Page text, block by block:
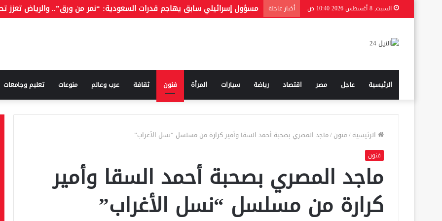
السبت, 8 أغسطس 2026 10:40 ص أخبار عاجلة
الرئيسية عاجل مصر اقتصاد رياضة سيارات المرأة فنون ثقافة عرب وعالم منوعات تعليم وجامعات
الرئيسية/فنون/ماجد المصري بصحبة أحمد السقا وأمير كرارة من مسلسل “نسل الأغراب”
فنون
ماجد المصري بصحبة أحمد السقا وأمير
كرارة من مسلسل “نسل الأغراب”